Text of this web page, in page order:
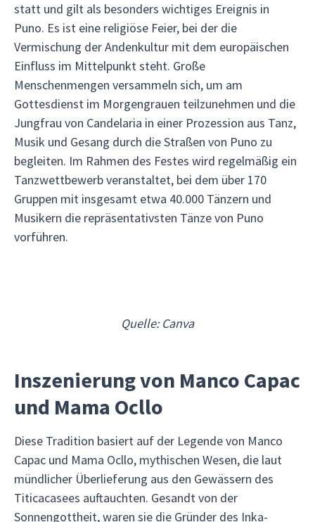
statt und gilt als besonders wichtiges Ereignis in
Puno. Es ist eine religiöse Feier, bei der die
Vermischung der Andenkultur mit dem europäischen
Einfluss im Mittelpunkt steht. Große
Menschenmengen versammeln sich, um am
Gottesdienst im Morgengrauen teilzunehmen und die
Jungfrau von Candelaria in einer Prozession aus Tanz,
Musik und Gesang durch die Straßen von Puno zu
begleiten. Im Rahmen des Festes wird regelmäßig ein
Tanzwettbewerb veranstaltet, bei dem über 170
Gruppen mit insgesamt etwa 40.000 Tänzern und
Musikern die repräsentativsten Tänze von Puno
vorführen.
Quelle: Canva
Inszenierung von Manco Capac
und Mama Ocllo
Diese Tradition basiert auf der Legende von Manco
Capac und Mama Ocllo, mythischen Wesen, die laut
mündlicher Überlieferung aus den Gewässern des
Titicacasees auftauchten. Gesandt von der
Sonnengottheit, waren sie die Gründer des Inka-